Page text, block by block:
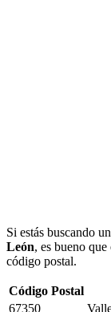
Si estás buscando
León, es bueno
código postal.
Código Postal
67350